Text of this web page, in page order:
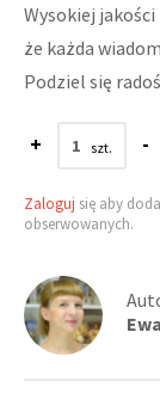
Wysokiej jakości
że każda
Podziel się
+ -
Zaloguj się aby
obserwowanych.